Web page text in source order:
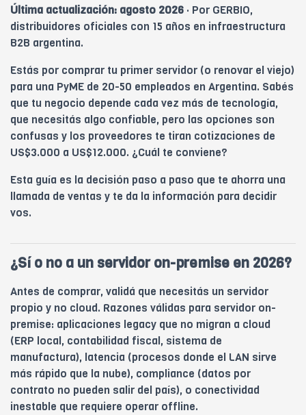
Última actualización: agosto 2026 · Por GERBIO,
distribuidores oficiales con 15 años en infraestructura
B2B argentina.
Estás por comprar tu primer servidor (o renovar el viejo)
para una PyME de 20-50 empleados en Argentina. Sabés
que tu negocio depende cada vez más de tecnología,
que necesitás algo confiable, pero las opciones son
confusas y los proveedores te tiran cotizaciones de
US$3.000 a US$12.000. ¿Cuál te conviene?
Esta guía es la decisión paso a paso que te ahorra una
llamada de ventas y te da la información para decidir
vos.
¿Sí o no a un servidor on-premise en 2026?
Antes de comprar, validá que necesitás un servidor
propio y no cloud. Razones válidas para servidor on-
premise: aplicaciones legacy que no migran a cloud
(ERP local, contabilidad fiscal, sistema de
manufactura), latencia (procesos donde el LAN sirve
más rápido que la nube), compliance (datos por
contrato no pueden salir del país), o conectividad
inestable que requiere operar offline.